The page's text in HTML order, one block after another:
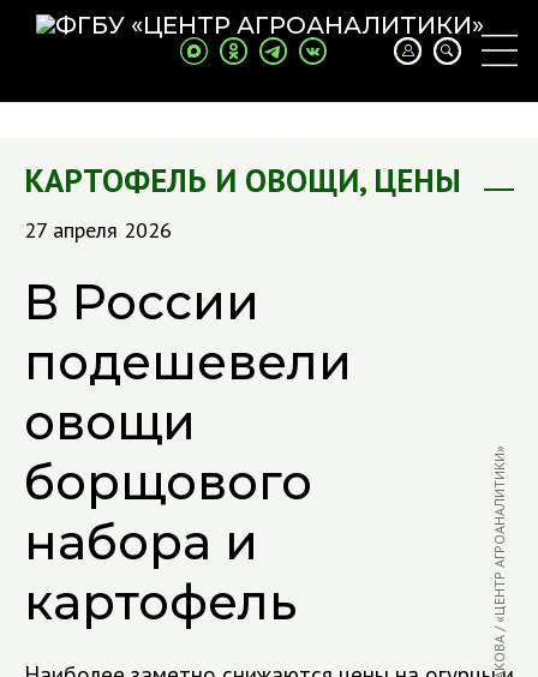
КАРТОФЕЛЬ И ОВОЩИ, ЦЕНЫ
27 апреля 2026
В России
подешевели
овощи
борщового
набора и
картофель